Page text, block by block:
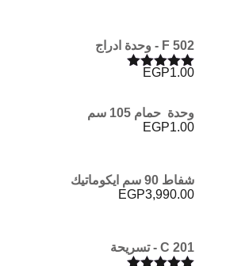
F 502 - وحدة ادراج
تم التقييم
EGP1.00
وحدة حمام 105 سم
EGP1.00
شفاط 90 سم ايكوماتيك
EGP3,990.00
C 201 - تسريحة